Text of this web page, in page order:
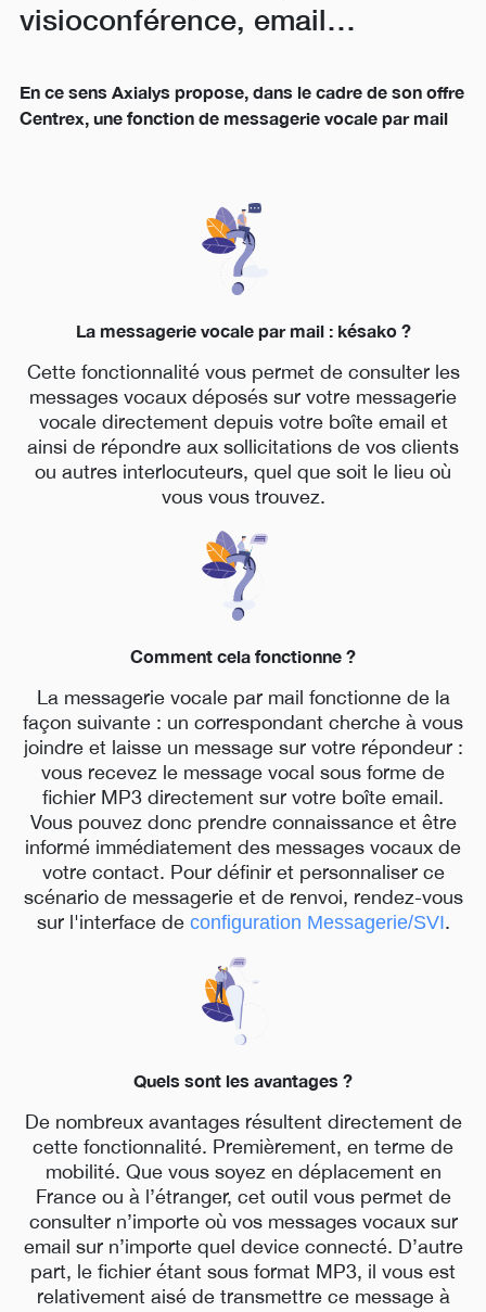
visioconférence, email…
En ce sens Axialys propose, dans le cadre de son offre
Centrex, une fonction de messagerie vocale par mail
La messagerie vocale par mail : késako ?
Cette fonctionnalité vous permet de consulter les
messages vocaux déposés sur votre messagerie
vocale directement depuis votre boîte email et
ainsi de répondre aux sollicitations de vos clients
ou autres interlocuteurs, quel que soit le lieu où
vous vous trouvez.
Comment cela fonctionne ?
La messagerie vocale par mail fonctionne de la
façon suivante : un correspondant cherche à vous
joindre et laisse un message sur votre répondeur :
vous recevez le message vocal sous forme de
fichier MP3 directement sur votre boîte email.
Vous pouvez donc prendre connaissance et être
informé immédiatement des messages vocaux de
votre contact. Pour définir et personnaliser ce
scénario de messagerie et de renvoi, rendez-vous
sur l'interface de configuration Messagerie/SVI.
Quels sont les avantages ?
De nombreux avantages résultent directement de
cette fonctionnalité. Premièrement, en terme de
mobilité. Que vous soyez en déplacement en
France ou à l’étranger, cet outil vous permet de
consulter n’importe où vos messages vocaux sur
email sur n’importe quel device connecté. D’autre
part, le fichier étant sous format MP3, il vous est
relativement aisé de transmettre ce message à